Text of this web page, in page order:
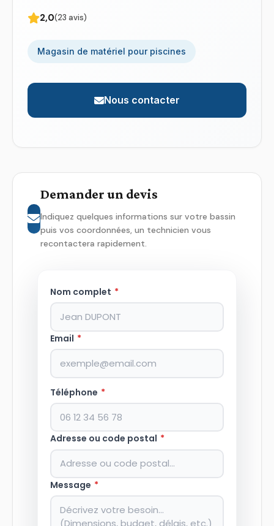
2,0(23 avis)
Magasin de matériel pour piscines
Nous contacter
Demander un devis
Indiquez quelques informations sur votre bassin
puis vos coordonnées, un technicien vous
recontactera rapidement.
Nom complet *
Email *
Téléphone *
Adresse ou code postal *
Message *